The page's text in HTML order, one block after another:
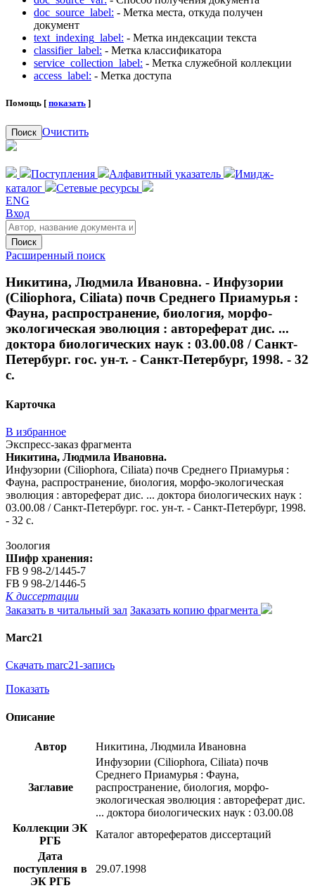
doc_source_label: - Метка места, откуда получен
документ
text_indexing_label: - Метка индексации текста
classifier_label: - Метка классификатора
service_collection_label: - Метка служебной коллекции
access_label: - Метка доступа
Помощь [ показать ]
Поиск Очистить
Поступления Алфавитный указатель
Имидж-
каталог
Сетевые ресурсы
ENG
Вход
Поиск
Расширенный поиск
Никитина, Людмила Ивановна. - Инфузории
(Ciliophora, Ciliata) почв Среднего Приамурья :
Фауна, распространение, биология, морфо-
экологическая эволюция : автореферат дис. ...
доктора биологических наук : 03.00.08 / Санкт-
Петербург. гос. ун-т. - Санкт-Петербург, 1998. - 32
с.
Карточка
В избранное
Экспресс-заказ фрагмента
Никитина, Людмила Ивановна.
Инфузории (Ciliophora, Ciliata) почв Среднего Приамурья :
Фауна, распространение, биология, морфо-экологическая
эволюция : автореферат дис. ... доктора биологических наук :
03.00.08 / Санкт-Петербург. гос. ун-т. - Санкт-Петербург, 1998.
- 32 с.
Зоология
Шифр хранения:
FB 9 98-2/1445-7
FB 9 98-2/1446-5
К диссертации
Заказать в читальный зал Заказать копию фрагмента
Marc21
Скачать marc21-запись
Показать
Описание
Автор Никитина, Людмила Ивановна
Заглавие
Инфузории (Ciliophora, Ciliata) почв
Среднего Приамурья : Фауна,
распространение, биология, морфо-
экологическая эволюция : автореферат дис.
... доктора биологических наук : 03.00.08
Коллекции ЭК
РГБ
Каталог авторефератов диссертаций
Дата
поступления в
ЭК РГБ
29.07.1998